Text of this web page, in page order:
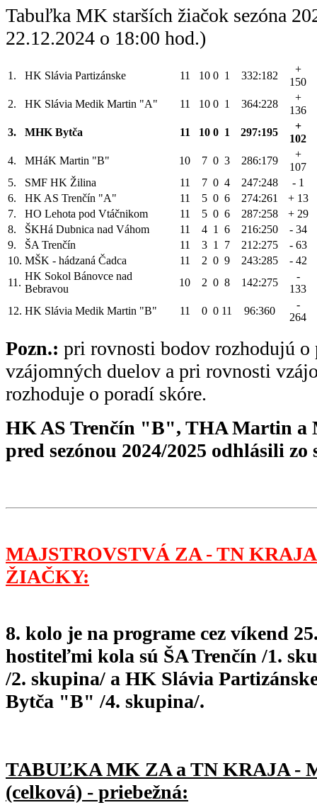
Tabuľka MK starších žiačok sezóna
22.12.2024 o 18:00 hod.)
1. HK Slávia Partizánske 11 10 0 1 332:182
+
150
2.
HK Slávia Medik Martin "A" 11 10 0 1 364:228
+
136
3.
MHK Bytča 11 10 0 1 297:195
+
102
4.
MHáK Martin "B" 10 7 0 3 286:179
+
107
5.
SMF HK Žilina 11 7 0 4 247:248
- 1
6.
HK AS Trenčín "A" 11 5 0 6 274:261
+ 13
7.
HO Lehota pod Vtáčnikom 11 5 0 6 287:258
+ 29
8.
ŠKHá Dubnica nad Váhom 11 4 1 6 216:250
- 34
9.
ŠA Trenčín 11 3 1 7 212:275
- 63
10. MŠK - hádzaná Čadca 11 2 0 9 243:285
- 42
11.
HK Sokol Bánovce nad
Bebravou
10 2 0 8 142:275
-
133
12. HK Slávia Medik Martin "B" 11 0 0 11 96:360
-
264
Pozn.: pri rovnosti bodov rozhodujú o
vzájomných duelov a pri rovnosti
rozhoduje o poradí skóre.
HK AS Trenčín "B", THA Martin
pred sezónou 2024/2025 odhlásili zo
MAJSTROVSTVÁ ZA - TN
ŽIAČKY:
8. kolo je na programe cez víkend
hostiteľmi kola sú ŠA Trenčín /1.
/2. skupina/ a HK Slávia
Bytča "B" /4. skupina/.
TABUĽKA MK ZA a TN KRAJA -
(celková) - priebežná: